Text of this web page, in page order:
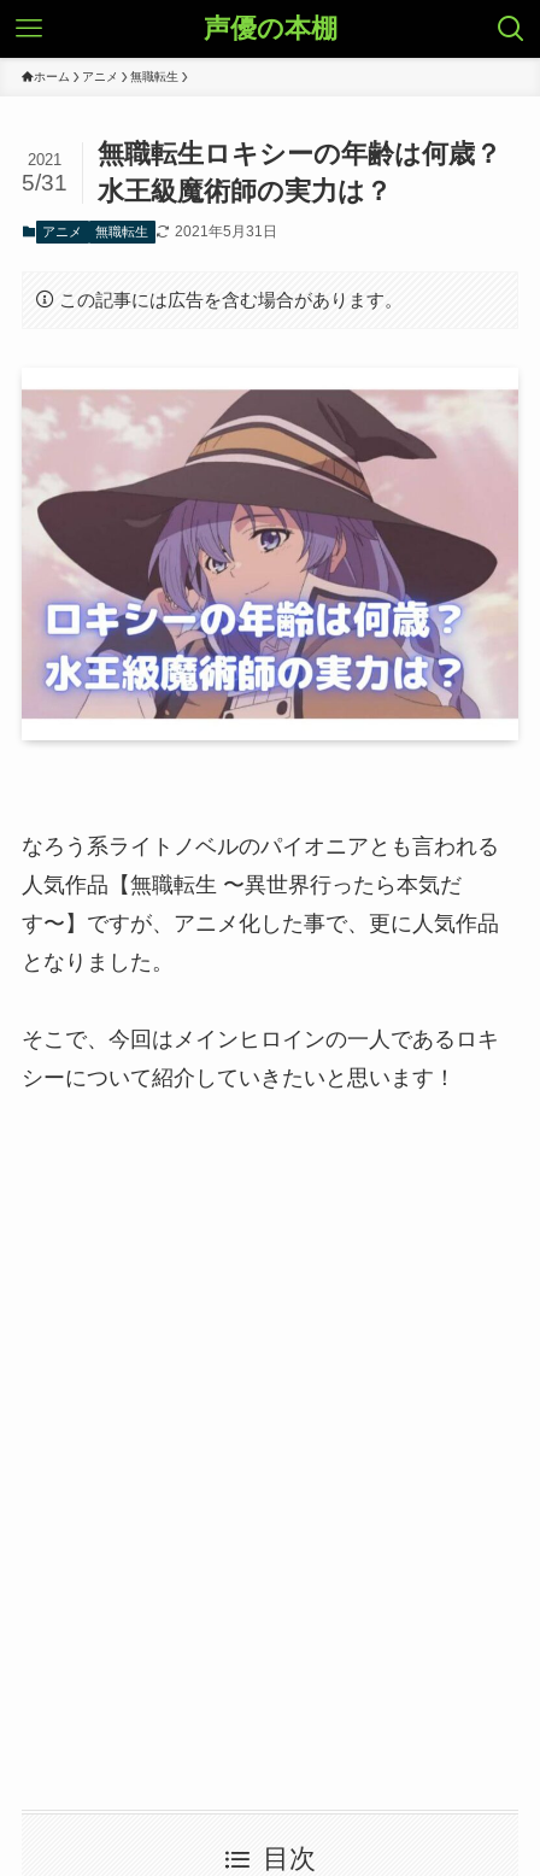
声優の本棚
ホーム アニメ 無職転生
無職転生ロキシーの年齢は何歳？
水王級魔術師の実力は？
2021
5/31
アニメ 無職転生 2021年5月31日
この記事には広告を含む場合があります。
なろう系ライトノベルのパイオニアとも言われる
人気作品【無職転生 〜異世界行ったら本気だ
す〜】ですが、アニメ化した事で、更に人気作品
となりました。
そこで、今回はメインヒロインの一人であるロキ
シーについて紹介していきたいと思います！
目次